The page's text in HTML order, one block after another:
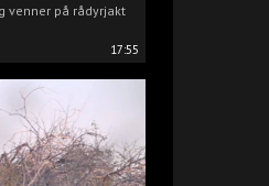
17:55
venner på rådyrjakt